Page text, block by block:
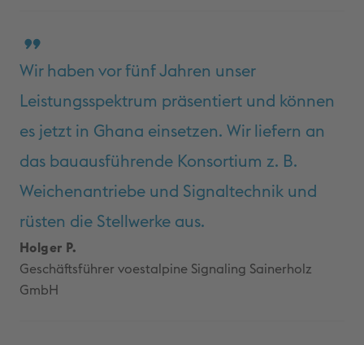
Wir haben vor fünf Jahren unser
Leistungsspektrum präsentiert und können
es jetzt in Ghana einsetzen. Wir liefern an
das bauausführende Konsortium z. B.
Weichenantriebe und Signaltechnik und
rüsten die Stellwerke aus.
Holger P.
Geschäftsführer voestalpine Signaling Sainerholz
GmbH